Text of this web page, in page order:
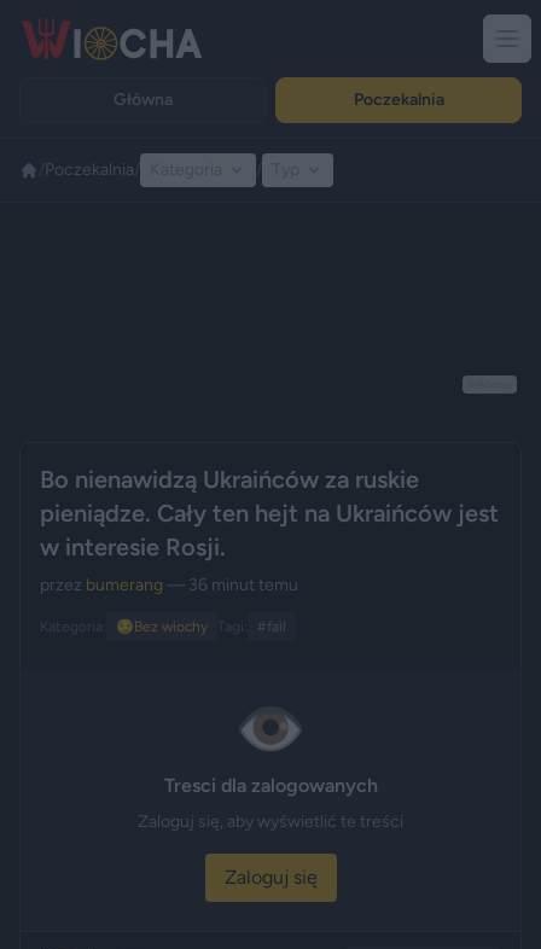
Główna Poczekalnia
Poczekalnia
Bo nienawidzą Ukraińców za ruskie
pieniądze. Cały ten hejt na Ukraińców jest
w interesie Rosji.
przez bumerang — 36 minut temu
Kategoria: 😏Bez wiochy Tagi: #fail
👁️
Tresci dla zalogowanych
Zaloguj się, aby wyświetlić te treści
Zaloguj się